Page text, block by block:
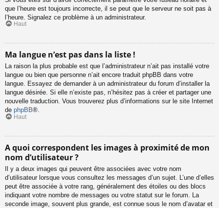
que l’heure est toujours incorrecte, il se peut que le serveur ne soit pas à
l’heure. Signalez ce problème à un administrateur.
Haut
Ma langue n’est pas dans la liste !
La raison la plus probable est que l’administrateur n’ait pas installé votre
langue ou bien que personne n’ait encore traduit phpBB dans votre
langue. Essayez de demander à un administrateur du forum d’installer la
langue désirée. Si elle n’existe pas, n’hésitez pas à créer et partager une
nouvelle traduction. Vous trouverez plus d’informations sur le site Internet
de phpBB®.
Haut
A quoi correspondent les images à proximité de mon
nom d’utilisateur ?
Il y a deux images qui peuvent être associées avec votre nom
d’utilisateur lorsque vous consultez les messages d’un sujet. L’une d’elles
peut être associée à votre rang, généralement des étoiles ou des blocs
indiquant votre nombre de messages ou votre statut sur le forum. La
seconde image, souvent plus grande, est connue sous le nom d’avatar et